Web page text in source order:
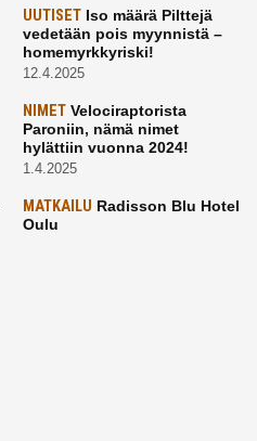
UUTISETIso määrä Pilttejä
vedetään pois myynnistä –
homemyrkkyriski!
12.4.2025
NIMETVelociraptorista
Paroniin, nämä nimet
hylättiin vuonna 2024!
1.4.2025
MATKAILU Radisson Blu Hotel
Oulu